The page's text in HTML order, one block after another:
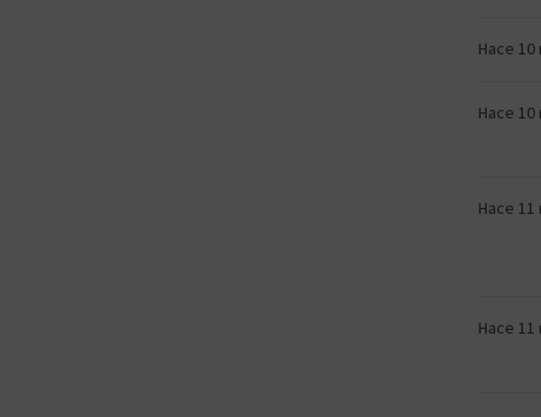
Hace
Hace
Hace
Hace